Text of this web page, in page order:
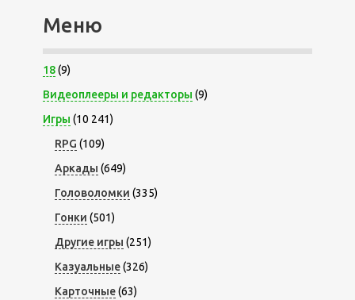
Меню
18(9)
Видеоплееры и редакторы (9)
Игры (10 241)
RPG (109)
Аркады (649)
Головоломки (335)
Гонки (501)
Другие игры (251)
Казуальные(326)
Карточные(63)